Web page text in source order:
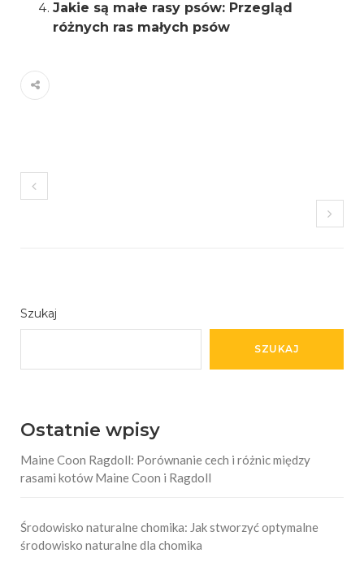
Jakie są małe rasy psów: Przegląd
różnych ras małych psów
Szukaj
SZUKAJ
Ostatnie wpisy
Maine Coon Ragdoll: Porównanie cech i różnic między
rasami kotów Maine Coon i Ragdoll
Środowisko naturalne chomika: Jak stworzyć optymalne
środowisko naturalne dla chomika